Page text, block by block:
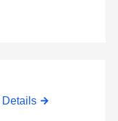
Details